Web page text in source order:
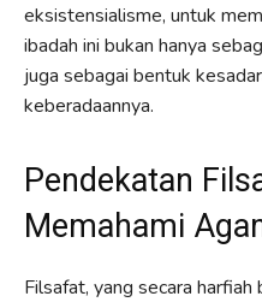
eksistensialisme, untuk
ibadah ini bukan hanya
juga sebagai bentuk
keberadaannya.
Pendekatan
Memahami
Filsafat, yang secara harfiah